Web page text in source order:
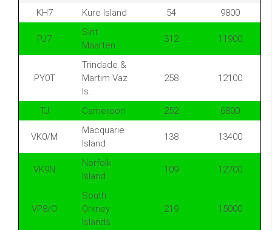
KH7 Kure Island 54 9800
PJ7
Sint
Maarten
312 11900
PY0T
Trindade &
Martim Vaz
Is.
258 12100
TJ Cameroon 252 6800
VK0/M
Macquarie
Island
138 13400
VK9N
Norfolk
Island
109 12700
VP8/O
South
Orkney
Islands
219 15000